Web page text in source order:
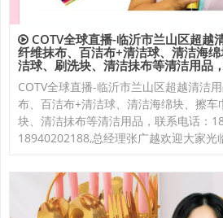
COTV全球直播-临沂市兰山区超越
纤维抹布、百洁布+清洁球、清洁海
洁球、刷洗块、清洁抺布等清洁用品
COTV全球直播-临沂市兰山区超越清洁
布、百洁布+清洁球、清洁海绵块、擦
块、清洁抺布等清洁用品，联系电话：
18940202188,总经理张广越欢迎大家光